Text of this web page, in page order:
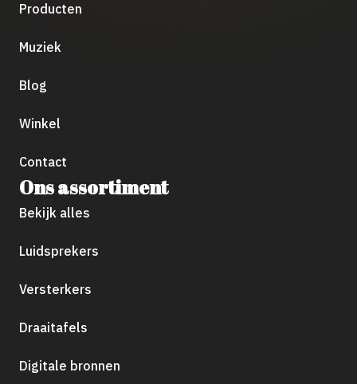
Producten
Muziek
Blog
Winkel
Contact
Ons assortiment
Bekijk alles
Luidsprekers
Versterkers
Draaitafels
Digitale bronnen